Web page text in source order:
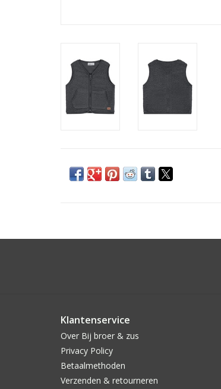
Klantenservice
Over Bij broer & zus
Privacy Policy
Betaalmethoden
Verzenden & retourneren